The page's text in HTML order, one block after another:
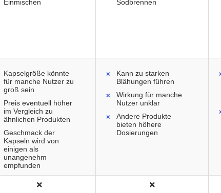
Einmischen
Sodbrennen
Kapselgröße könnte
für manche Nutzer zu
groß sein
Preis eventuell höher
im Vergleich zu
ähnlichen Produkten
Geschmack der
Kapseln wird von
einigen als
unangenehm
empfunden
Kann zu starken
Blähungen führen
Wirkung für manche
Nutzer unklar
Andere Produkte
bieten höhere
Dosierungen